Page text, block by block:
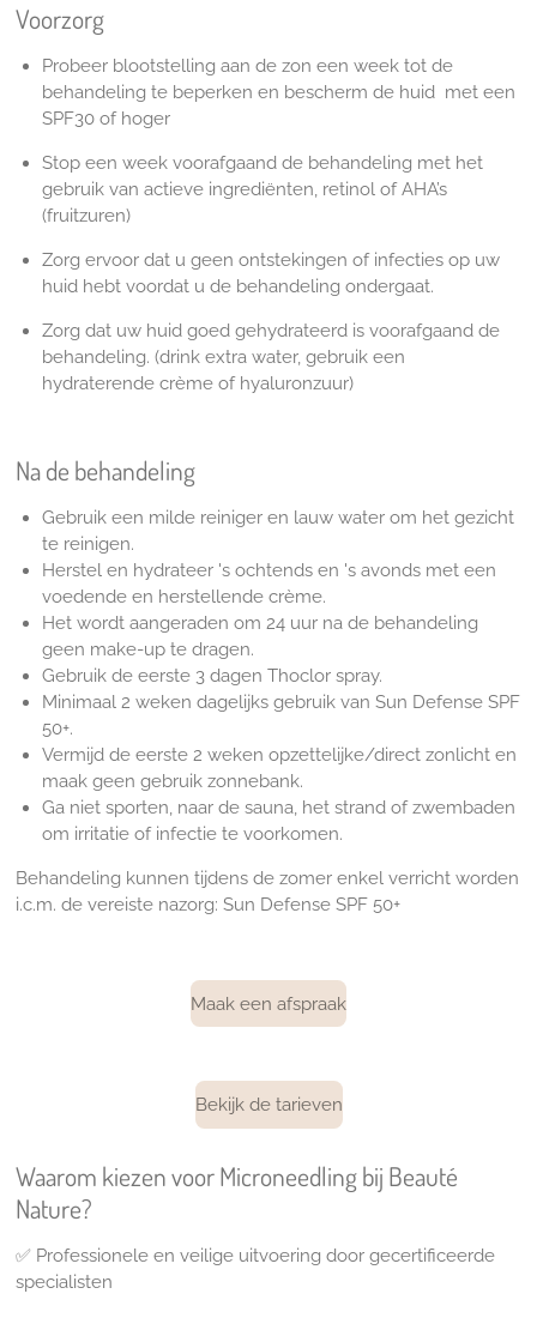
Voorzorg
Probeer blootstelling aan de zon een week tot de
behandeling te beperken en bescherm de huid met een
SPF30 of hoger
Stop een week voorafgaand de behandeling met het
gebruik van actieve ingrediënten, retinol of AHA’s
(fruitzuren)
Zorg ervoor dat u geen ontstekingen of infecties op uw
huid hebt voordat u de behandeling ondergaat.
Zorg dat uw huid goed gehydrateerd is voorafgaand de
behandeling. (drink extra water, gebruik een
hydraterende crème of hyaluronzuur)
Na de behandeling
Gebruik een milde reiniger en lauw water om het gezicht
te reinigen.
Herstel en hydrateer 's ochtends en 's avonds met een
voedende en herstellende crème.
Het wordt aangeraden om 24 uur na de behandeling
geen make-up te dragen.
Gebruik de eerste 3 dagen Thoclor spray.
Minimaal 2 weken dagelijks gebruik van Sun Defense SPF
50+.
Vermijd de eerste 2 weken opzettelijke/direct zonlicht en
maak geen gebruik zonnebank.
Ga niet sporten, naar de sauna, het strand of zwembaden
om irritatie of infectie te voorkomen.
Behandeling kunnen tijdens de zomer enkel verricht worden
i.c.m. de vereiste nazorg: Sun Defense SPF 50+
Maak een afspraak
Bekijk de tarieven
Waarom kiezen voor Microneedling bij Beauté
Nature?
✅Professionele en veilige uitvoering door gecertificeerde
specialisten